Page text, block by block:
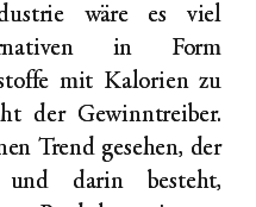
wäre es viel
in Form
mit Kalorien zu
der Gewinntreiber.
Trend gesehen, der
darin besteht,